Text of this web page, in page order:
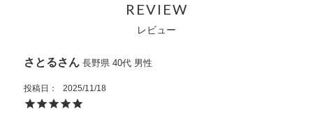
内側収納：紙幣ポケット×2
ホック式小銭入れ×１
開閉：ファスナー
・水などにぬれた場合は、直ちに拭き取り、風通しの良い場所
で自然乾燥させてください。
ください。
・洗濯機は使用しないでください。クリーニング専門店をご利
用ください。
・熱源や日光に長時間晒さないでください。
REVIEW
レビュー
さとる 長野県 40代 男性
投稿日 2025/11/18